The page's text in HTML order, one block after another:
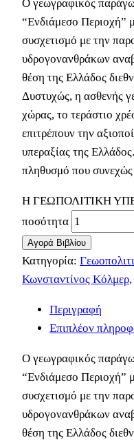
Ο γεωγραφικός
“Ενδιάμεσο Περιοχή”
συσχετισμό με την
υδρογονανθράκων
θέση της Ελλάδος
Δυστυχώς, η ασθενής
χώρας, το τεράστιο
επιτρέπουν την
υπεραξίας της
πληθυσμό που συνεχώς
Η ΓΕΩΠΟΛΙΤΙΚΗ
ποσότητα
Αγορά Βιβλίου
Κατηγορία:
Κωνσταντίνος Κόλμερ,
Περιγραφή
Επιπλέον
Ο γεωγραφικός
“Ενδιάμεσο Περιοχή”
συσχετισμό με την
υδρογονανθράκων
θέση της Ελλάδος